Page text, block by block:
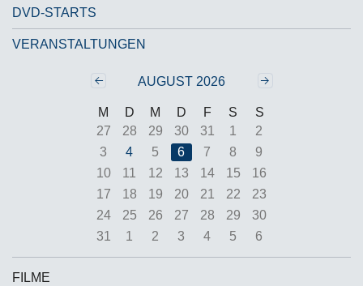
DVD-STARTS
VERANSTALTUNGEN
AUGUST 2026
Zurück ‹‹
M D M D F S
S
27
28 29 30 31 1
2
3
4 5 6 7 8
9
10
11 12 13 14 15
16
17
18 19 20 21 22
23
24
25 26 27 28 29
30
31
1 2 3 4 5 6
FILME